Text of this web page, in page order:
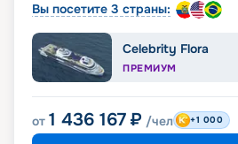
Вы посетите 3 страны:
Celebrity Flora
ПРЕМИУМ
от 1 436 167 ₽ /чел +1 000